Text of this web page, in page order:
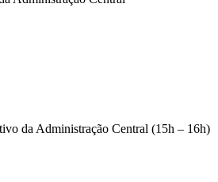
da Administração Central (15h – 16h)